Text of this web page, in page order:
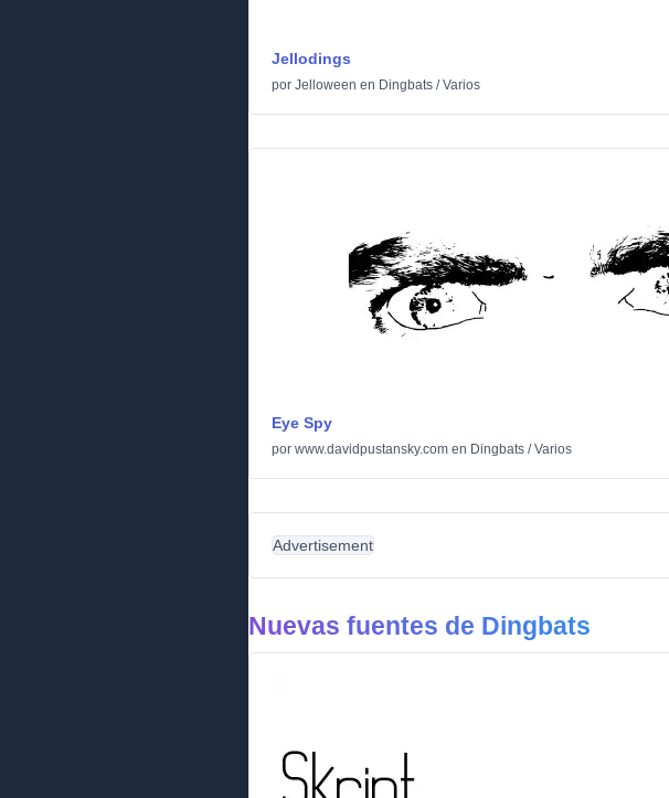
Jellodings
por Jelloween en Dingbats /Varios
Eye Spy
por www.davidpustansky.com en Dingbats /Varios
Advertisement
Nuevas fuentes de Dingbats